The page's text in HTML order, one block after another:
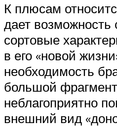
К плюсам
дает возможность
сортовые
в его «новой
необходимость
большой
неблагоприятно
внешний вид